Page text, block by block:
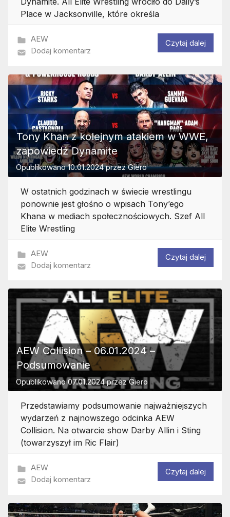
Place w Jacksonville, które określa
AEW
Dodaj komentarz
Czytaj dalej
Tony Khan z kolejnym atakiem w WWE,
zapowiedź Dynamite
Opublikowano10.01.2024przezGiero
W ostatnich godzinach w świecie wrestlingu
ponownie jest głośno o wpisach Tony’ego
Khana w mediach społecznościowych. Szef All
Elite Wrestling
AEW
Dodaj komentarz
Czytaj dalej
AEW Collision – 06.01.2024 –
Podsumowanie
Opublikowano07.01.2024przezGiero
Przedstawiamy podsumowanie najważniejszych
wydarzeń z najnowszego odcinka AEW
Collision. Na otwarcie show Darby Allin i Sting
(towarzyszył im Ric Flair)
AEW
Dodaj komentarz
Czytaj dalej